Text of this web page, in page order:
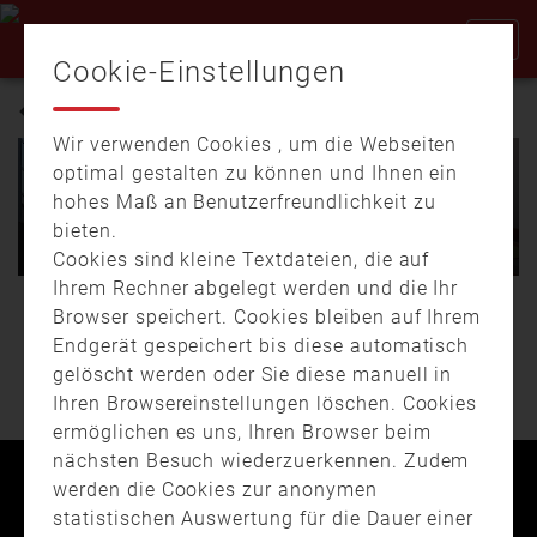
WÄSCHETROCKNER
13.01. 17:34
00:54
Brand in Aschaffenburger
Hotel – Ursache wohl
technischer Defekt
Großeinsatz am
Aschaffenburger
Stiftsberg: Im Keller des
Hotels Dalberg in der …
31.05.13:52
Wohnungen
Der LFV Bayern informiert
über Brandgefahren in
Wohnungen und gibt
Tipps, was …
WEITERE BEITRÄGE
Kontakt Impressum Datenschutz
Cookie-Einstellungen
Wir verwenden Cookies , um die Webseiten
optimal gestalten zu können und Ihnen ein
hohes Maß an Benutzerfreundlichkeit zu
bieten.
Cookies sind kleine Textdateien, die auf
Ihrem Rechner abgelegt werden und die Ihr
Browser speichert. Cookies bleiben auf Ihrem
Endgerät gespeichert bis diese automatisch
gelöscht werden oder Sie diese manuell in
Ihren Browsereinstellungen löschen. Cookies
ermöglichen es uns, Ihren Browser beim
nächsten Besuch wiederzuerkennen. Zudem
werden die Cookies zur anonymen
statistischen Auswertung für die Dauer einer